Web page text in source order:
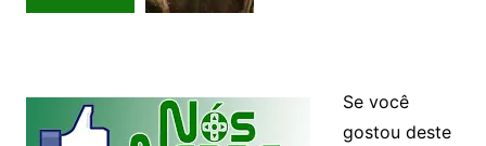
Se você
gostou deste